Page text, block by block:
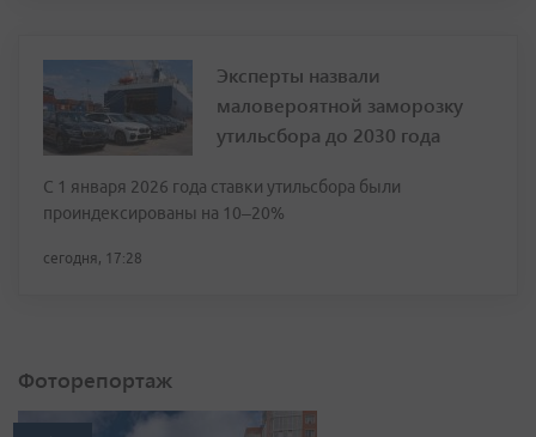
Эксперты назвали
маловероятной заморозку
утильсбора до 2030 года
С 1 января 2026 года ставки утильсбора были
проиндексированы на 10–20%
сегодня, 17:28
Фоторепортаж